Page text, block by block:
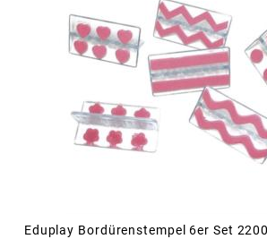
Eduplay Bordürenstempel 6er Set